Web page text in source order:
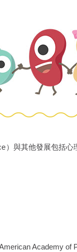
）與其他發展包括
Academy of